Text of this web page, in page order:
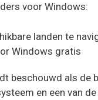
voor Windows:
beschouwd als de
en een van